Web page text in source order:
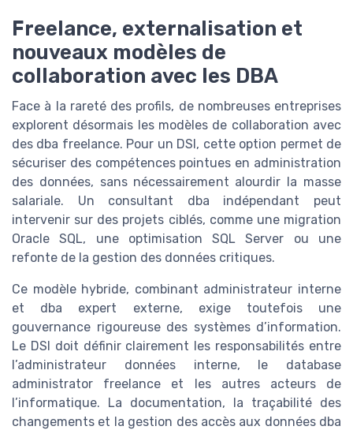
Freelance, externalisation et
nouveaux modèles de
collaboration avec les DBA
Face à la rareté des profils, de nombreuses entreprises
explorent désormais les modèles de collaboration avec
des dba freelance. Pour un DSI, cette option permet de
sécuriser des compétences pointues en administration
des données, sans nécessairement alourdir la masse
salariale. Un consultant dba indépendant peut
intervenir sur des projets ciblés, comme une migration
Oracle SQL, une optimisation SQL Server ou une
refonte de la gestion des données critiques.
Ce modèle hybride, combinant administrateur interne
et dba expert externe, exige toutefois une
gouvernance rigoureuse des systèmes d’information.
Le DSI doit définir clairement les responsabilités entre
l’administrateur données interne, le database
administrator freelance et les autres acteurs de
l’informatique. La documentation, la traçabilité des
changements et la gestion des accès aux données dba